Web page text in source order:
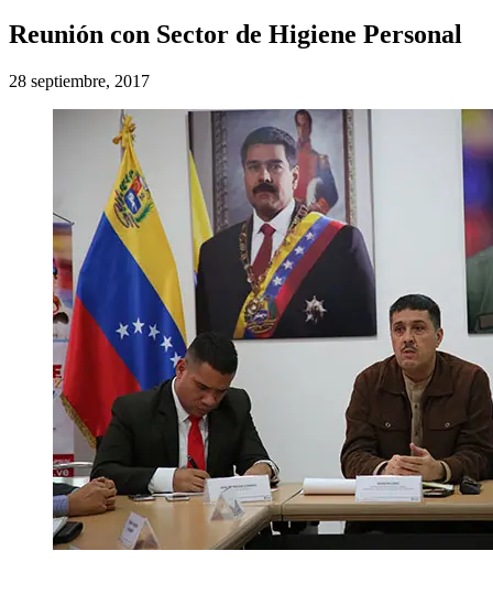
Reunión con Sector de Higiene Personal
28 septiembre, 2017